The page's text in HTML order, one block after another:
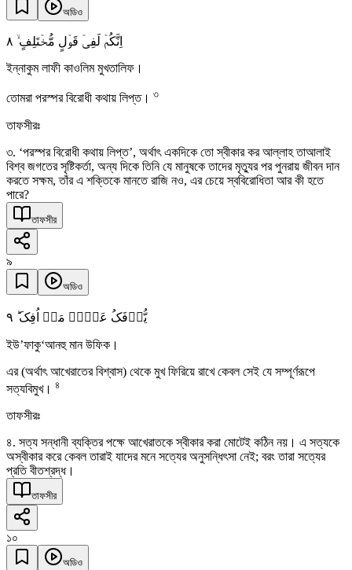
অডিও
اِنَّکُمۡ لَفِیۡ قَوۡلٍ مُّخۡتَلِفٍ ۙ ٨
ইন্নাকুম লাফী কাওলিম মুখতালিফ।
তোমরা পরস্পর বিরোধী কথায় লিপ্ত। ৩
তাফসীরঃ
৩. ‘পরস্পর বিরোধী কথায় লিপ্ত’, অর্থাৎ একদিকে তো স্বীকার কর আল্লাহ তাআলাই
বিশ্ব জগতের সৃষ্টিকর্তা, অন্য দিকে তিনি যে মানুষকে তাদের মৃত্যুর পর পুনরায় জীবন দান
করতে সক্ষম, তাঁর এ শক্তিকে মানতে রাজি নও, এর চেয়ে স্ববিরোধিতা আর কী হতে
পারে?
তাফসীর
৯
অডিও
یُّؤۡفَکُ عَنۡہُ مَنۡ اُفِکَ ؕ ٩
ইউ’ফাকু‘আনহু মান উফিক।
এর (অর্থাৎ আখেরাতের বিশ্বাস) থেকে মুখ ফিরিয়ে রাখে কেবল সেই যে সম্পূর্ণরূপে
সত্যবিমুখ। ৪
তাফসীরঃ
৪. সত্য সন্ধানী ব্যক্তির পক্ষে আখেরাতকে স্বীকার করা মোটেই কঠিন নয়। এ সত্যকে
অস্বীকার করে কেবল তারাই যাদের মনে সত্যের অনুসন্ধিৎসা নেই; বরং তারা সত্যের
প্রতি বীতশ্রদ্ধ।
তাফসীর
১০
অডিও